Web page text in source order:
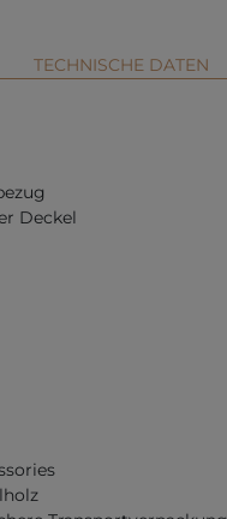
TECHNISCHE DATEN
Deckel